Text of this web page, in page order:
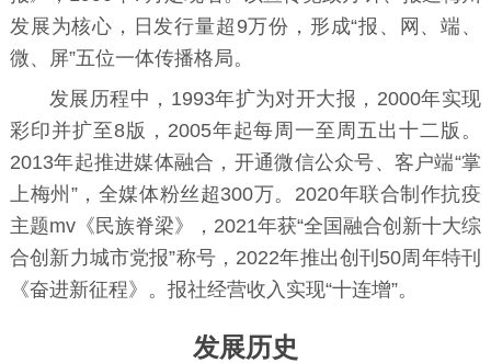
发展为核心，日发行量超9万份，形成“报、网、端、
微、屏”五位一体传播格局。
发展历程中，1993年扩为对开大报，2000年实现
彩印并扩至8版，2005年起每周一至周五出十二版。
2013年起推进媒体融合，开通微信公众号、客户端“掌
上梅州”，全媒体粉丝超300万。2020年联合制作抗疫
主题mv《民族脊梁》，2021年获“全国融合创新十大综
合创新力城市党报”称号，2022年推出创刊50周年特刊
《奋进新征程》。报社经营收入实现“十连增”。
发展历史